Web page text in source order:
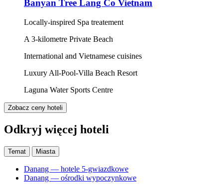
Banyan Tree Lang Co Vietnam
Locally-inspired Spa treatement
A 3-kilometre Private Beach
International and Vietnamese cuisines
Luxury All-Pool-Villa Beach Resort
Laguna Water Sports Centre
Zobacz ceny hoteli
Odkryj więcej hoteli
Temat Miasta
Danang — hotele 5-gwiazdkowe
Danang — ośrodki wypoczynkowe